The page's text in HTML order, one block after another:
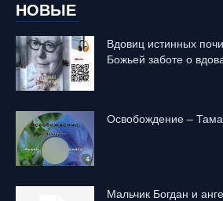
НОВЫЕ
Вдовиц истинных
Божьей заботе о
Освобождение –
Mальчик Богдан и